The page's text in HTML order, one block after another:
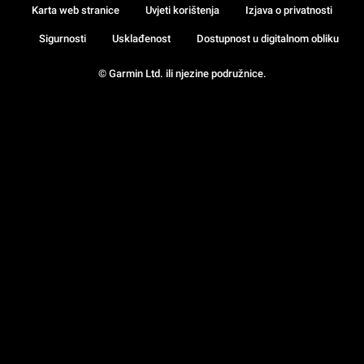
© Garmin Ltd. ili njezine podružnice.
Karta web stranice Uvjeti korištenja Izjava o privatnosti
Sigurnosti Usklađenost Dostupnost u digitalnom obliku